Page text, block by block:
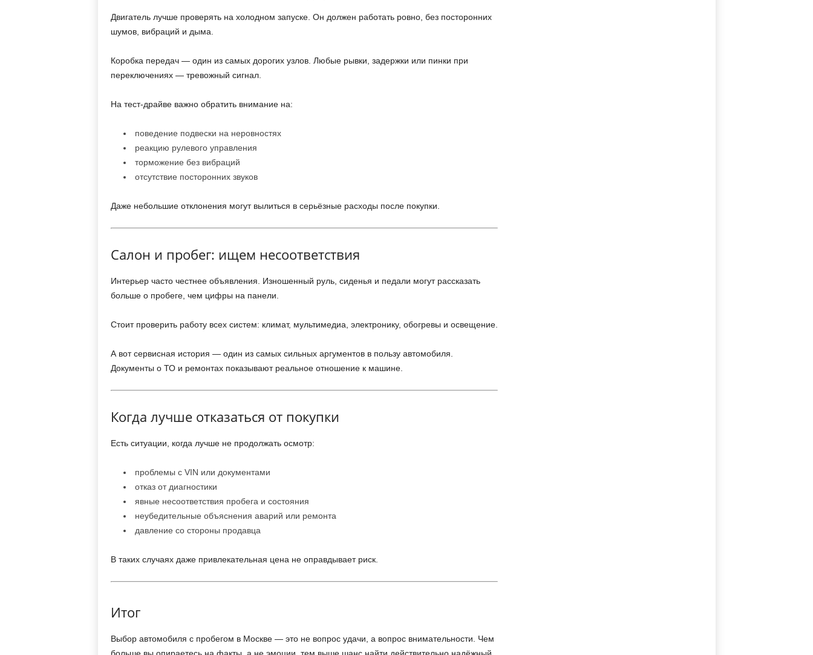
Двигатель лучше проверять на холодном запуске. Он должен работать ровно, без посторонних
шумов, вибраций и дыма.
Коробка передач — один из самых дорогих узлов. Любые рывки, задержки или пинки при
переключениях — тревожный сигнал.
На тест-драйве важно обратить внимание на:
поведение подвески на неровностях
реакцию рулевого управления
торможение без вибраций
отсутствие посторонних звуков
Даже небольшие отклонения могут вылиться в серьёзные расходы после покупки.
Салон и пробег: ищем несоответствия
Интерьер часто честнее объявления. Изношенный руль, сиденья и педали могут рассказать
больше о пробеге, чем цифры на панели.
Стоит проверить работу всех систем: климат, мультимедиа, электронику, обогревы и освещение.
А вот сервисная история — один из самых сильных аргументов в пользу автомобиля.
Документы о ТО и ремонтах показывают реальное отношение к машине.
Когда лучше отказаться от покупки
Есть ситуации, когда лучше не продолжать осмотр:
проблемы с VIN или документами
отказ от диагностики
явные несоответствия пробега и состояния
неубедительные объяснения аварий или ремонта
давление со стороны продавца
В таких случаях даже привлекательная цена не оправдывает риск.
Итог
Выбор автомобиля с пробегом в Москве — это не вопрос удачи, а вопрос внимательности. Чем